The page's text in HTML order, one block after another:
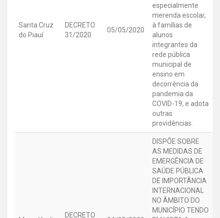
Santa Cruz
do Piauí
DECRETO
31/2020
05/05/2020
especialmente
merenda escolar,
à famílias de
alunos
integrantes da
rede pública
municipal de
ensino em
decorrência da
pandemia da
COVID-19, e adota
outras
providências.
DECRETO
DISPÕE SOBRE
AS MEDIDAS DE
EMERGÊNCIA DE
SAÚDE PÚBLICA
DE IMPORTÂNCIA
INTERNACIONAL
NO ÂMBITO DO
MUNICÍPIO TENDO